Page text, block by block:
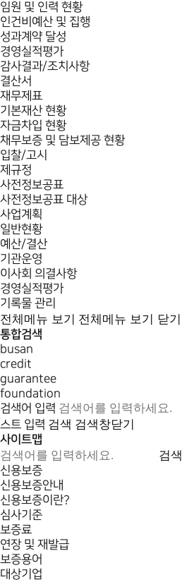
임원 및 인력 현황
인건비예산 및 집행
성과계약 달성
경영실적평가
감사결과/조치사항
결산서
재무제표
기본재산 현황
자금차입 현황
채무보증 및 담보제공 현황
입찰/고시
제규정
사전정보공표
사전정보공표 대상
사업계획
일반현황
예산/결산
기관운영
이사회 의결사항
경영실적평가
기록물 관리
전체메뉴 보기 전체메뉴 보기 닫기
통합검색
busan
credit
guarantee
foundation
검색어 입력
스트 입력 검색 검색창닫기
사이트맵
검색
신용보증
신용보증안내
신용보증이란?
심사기준
보증료
연장 및 재발급
보증용어
대상기업